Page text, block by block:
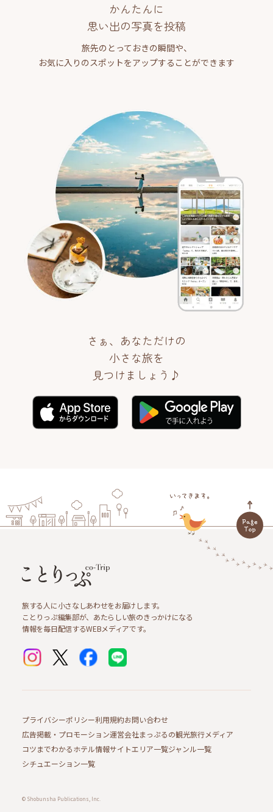
かんたんに
思い出の写真を投稿
旅先のとっておきの瞬間や、
お気に入りのスポットをアップすることができます
さぁ、あなただけの
小さな旅を
見つけましょう♪
旅する人に小さなしあわせをお届けします。
ことりっぷ編集部が、あたらしい旅のきっかけになる
情報を毎日配信するWEBメディアです。
プライバシーポリシー利用規約お問い合わせ
広告掲載・プロモーション運営会社まっぷるの観光旅行メディア
コツまでわかるホテル情報サイトエリア一覧ジャンル一覧
シチュエーション一覧
© Shobunsha Publications, Inc.